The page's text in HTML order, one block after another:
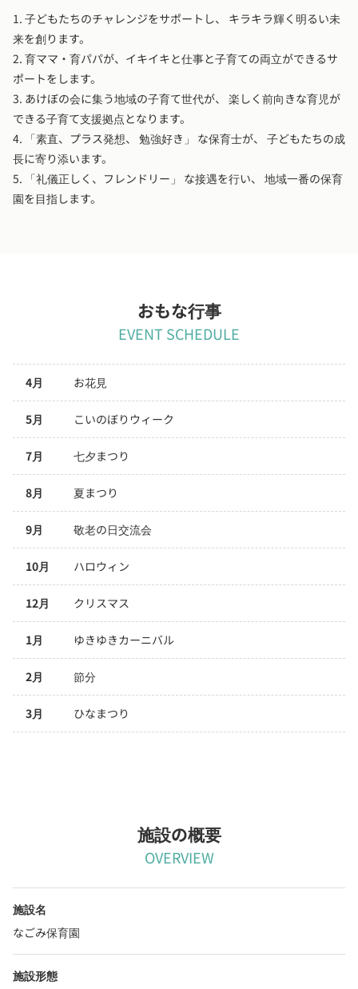
1. 子どもたちのチャレンジをサポートし、 キラキラ輝く明るい未
来を創ります。
2. 育ママ・育パパが、イキイキと仕事と子育ての両立ができるサ
ポートをします。
3. あけぼの会に集う地域の子育て世代が、 楽しく前向きな育児が
できる子育て支援拠点となります。
4. 「素直、プラス発想、 勉強好き」 な保育士が、 子どもたちの成
長に寄り添います。
5. 「礼儀正しく、フレンドリー」 な接遇を行い、 地域一番の保育
園を目指します。
おもな行事
EVENT SCHEDULE
4月 お花見
5月 こいのぼりウィーク
7月 七夕まつり
8月 夏まつり
9月 敬老の日交流会
10月 ハロウィン
12月 クリスマス
1月 ゆきゆきカーニバル
2月 節分
3月 ひなまつり
施設の概要
OVERVIEW
施設名
なごみ保育園
施設形態